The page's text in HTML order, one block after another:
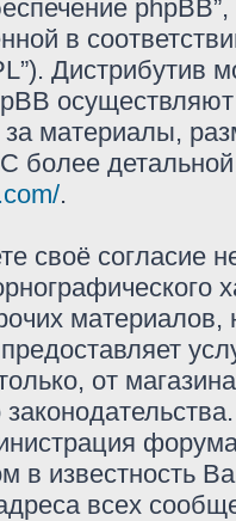
в
Дистрибутив
за материалы,
более
.
своё согласие
от
в известность
всех